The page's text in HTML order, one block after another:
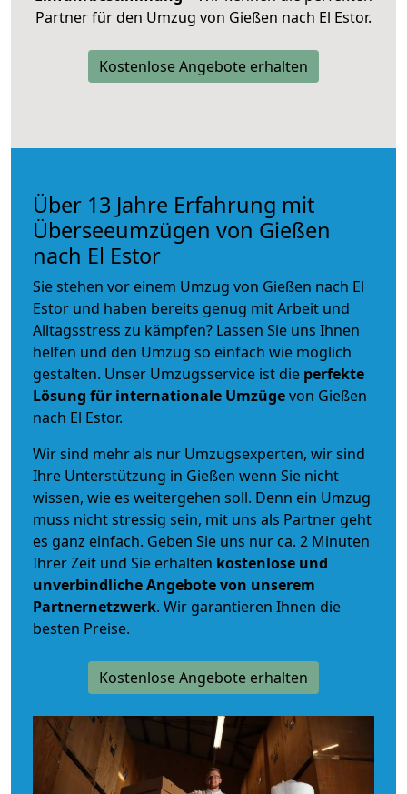
Partner für den Umzug von Gießen nach El Estor.
Kostenlose Angebote erhalten
Über 13 Jahre Erfahrung mit
Überseeumzügen von Gießen
nach El Estor
Sie stehen vor einem Umzug von Gießen nach El
Estor und haben bereits genug mit Arbeit und
Alltagsstress zu kämpfen? Lassen Sie uns Ihnen
helfen und den Umzug so einfach wie möglich
gestalten. Unser Umzugsservice ist die perfekte
Lösung für internationale Umzügevon Gießen
nach El Estor.
Wir sind mehr als nur Umzugsexperten, wir sind
Ihre Unterstützung in Gießen wenn Sie nicht
wissen, wie es weitergehen soll. Denn ein Umzug
muss nicht stressig sein, mit uns als Partner geht
es ganz einfach. Geben Sie uns nur ca. 2 Minuten
Ihrer Zeit und Sie erhalten kostenlose und
unverbindlicheAngebote von unserem
Partnernetzwerk. Wir garantieren Ihnen die
besten Preise.
Kostenlose Angebote erhalten